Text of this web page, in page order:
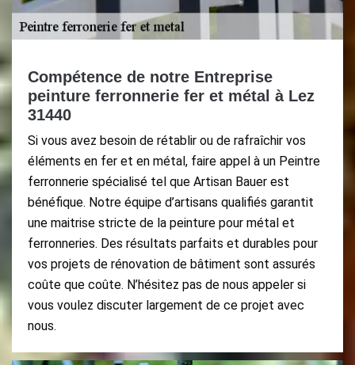
Compétence de notre Entreprise
peinture ferronnerie fer et métal à Lez
31440
Si vous avez besoin de rétablir ou de rafraîchir vos
éléments en fer et en métal, faire appel à un Peintre
ferronnerie spécialisé tel que Artisan Bauer est
bénéfique. Notre équipe d’artisans qualifiés garantit
une maitrise stricte de la peinture pour métal et
ferronneries. Des résultats parfaits et durables pour
vos projets de rénovation de bâtiment sont assurés
coûte que coûte. N’hésitez pas de nous appeler si
vous voulez discuter largement de ce projet avec
nous.